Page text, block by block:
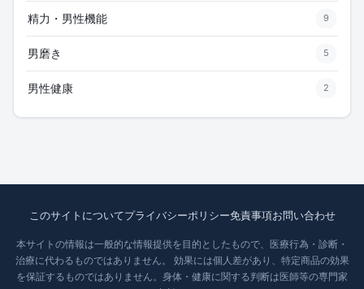
精力・男性機能 9
男磨き 5
男性健康 2
このサイトについてプライバシーポリシー免責事項お問い合わせ
本サイトの情報は一般的な情報提供を目的としたもので、医療行為・診断・
治療に代わるものではありません。 効果には個人差があり、特定商品の効果
を保証するものではありません。身体・健康に関する判断は医師等の専門家